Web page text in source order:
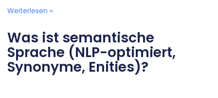
Weiterlesen »
Was ist semantische
Sprache (NLP-optimiert,
Synonyme, Enities)?